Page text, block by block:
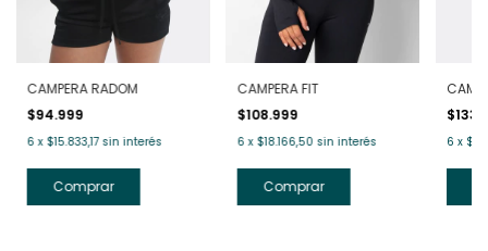
CAMPERA RADOM
$94.999
6 x $15.833,17 sin interés
Comprar
CAMPERA FIT
$108.999
6 x $18.166,50 sin interés
Comprar
6 x